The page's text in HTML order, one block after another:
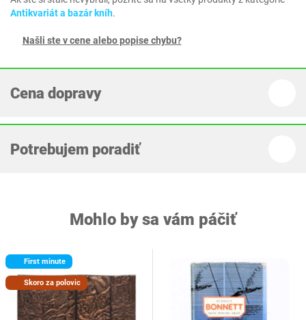
Antikvariát a bazár kníh.
Našli ste v cene alebo popise chybu?
Cena dopravy
Potrebujem poradiť
Mohlo by sa vám páčiť
First minute
Skoro za polovic